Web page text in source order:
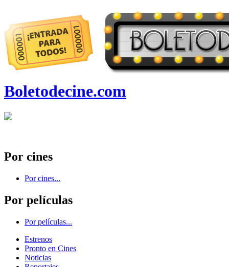
Boletodecine.com
Por cines
Por cines...
Por películas
Por películas...
Estrenos
Pronto en Cines
Noticias